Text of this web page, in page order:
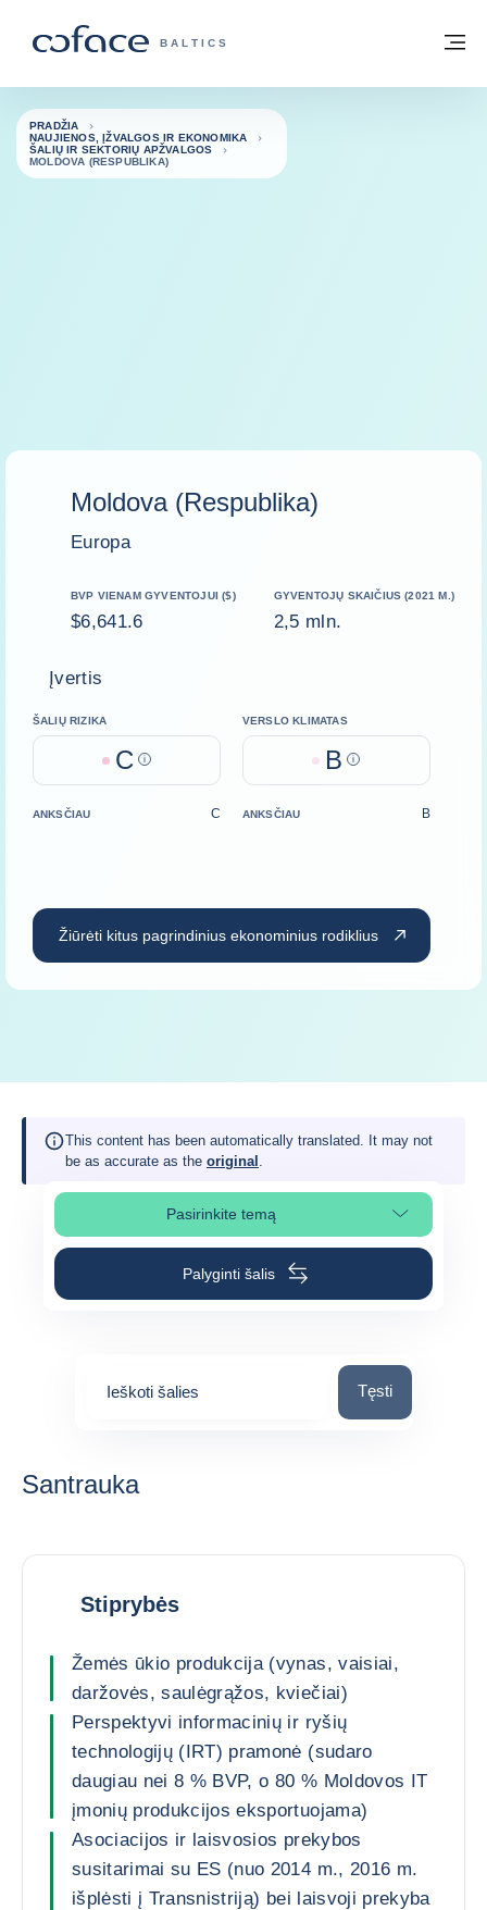
„COFACE“ FOR TRADE - GRUPĖS
BALTICS
Grįžti į pradžią
PRADŽIA
NAUJIENOS, ĮŽVALGOS IR EKONOMIKA
ŠALIŲ IR SEKTORIŲ APŽVALGOS
MOLDOVA (RESPUBLIKA)
Moldova (Respublika)
Europa
BVP VIENAM GYVENTOJUI ($)
$6,641.6
GYVENTOJŲ SKAIČIUS (2021 M.)
2,5 mln.
Įvertis
ŠALIŲ RIZIKA
C Help
VERSLO KLIMATAS
B Help
ANKSČIAU C ANKSČIAU B
Žiūrėti kitus pagrindinius ekonominius rodiklius
This content has been automatically translated. It may not
be as accurate as the original .
Pasirinkite temąPasirinkite puslapio skiltį
Palyginti šalis
Ieškoti šalies Ieškoti šalies
Tęsti
Santrauka
Stiprybės
Žemės ūkio produkcija (vynas, vaisiai,
daržovės, saulėgrąžos, kviečiai)
Perspektyvi informacinių ir ryšių
technologijų (IRT) pramonė (sudaro
daugiau nei 8 % BVP, o 80 % Moldovos IT
įmonių produkcijos eksportuojama)
Asociacijos ir laisvosios prekybos
susitarimai su ES (nuo 2014 m., 2016 m.
išplėsti į Transnistriją) bei laisvoji prekyba